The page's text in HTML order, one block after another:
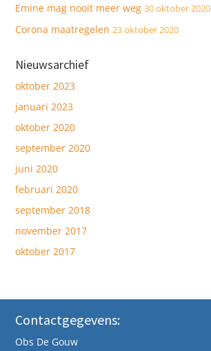
Emine mag nooit meer weg 30 oktober 2020
Corona maatregelen 23 oktober 2020
Nieuwsarchief
oktober 2023
januari 2023
oktober 2020
september 2020
juni 2020
februari 2020
september 2018
november 2017
oktober 2017
Contactgegevens:
Obs De Gouw